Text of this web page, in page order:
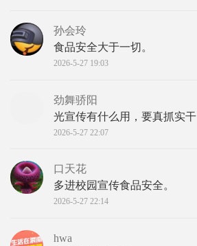
孙会玲
食品安全大于一切。
2026-5-27 19:03
劲舞骄阳
光宣传有什么用，要真抓实干
2026-5-27 22:07
口天花
多进校园宣传食品安全。
2026-5-27 22:14
hwa